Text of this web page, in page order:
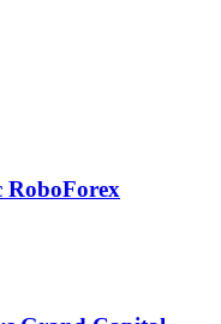
RoboForex